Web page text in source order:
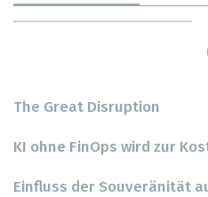
The Great Disruption
KI ohne FinOps wird zur
Einfluss der Souveränität